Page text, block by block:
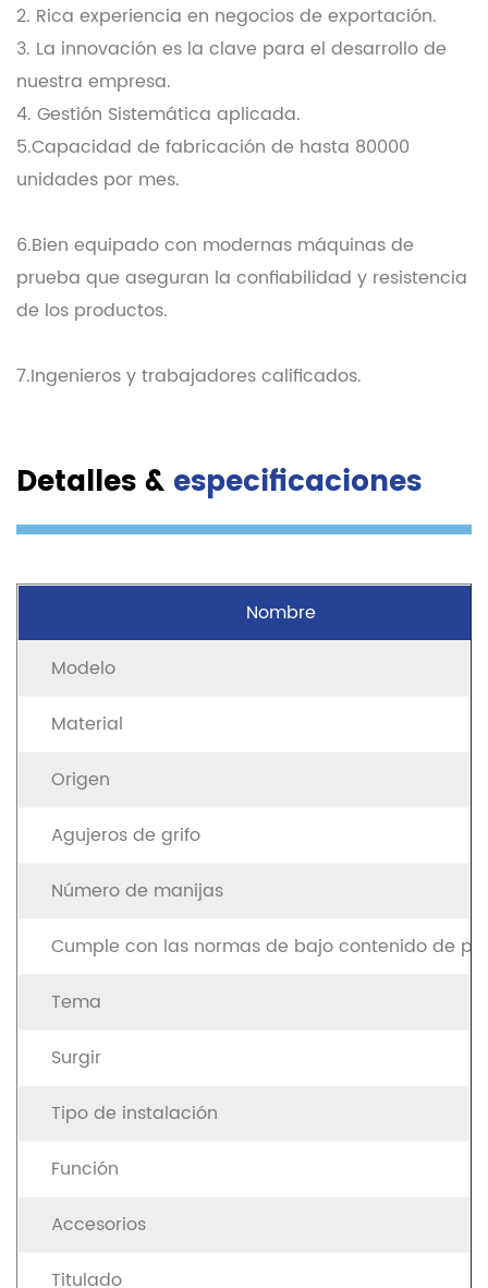
2. Rica experiencia en negocios de exportación.
3. La innovación es la clave para el desarrollo de
nuestra empresa.
4. Gestión Sistemática aplicada.
5.Capacidad de fabricación de hasta 80000
unidades por mes.
6.Bien equipado con modernas máquinas de
prueba que aseguran la confiabilidad y resistencia
de los productos.
7.Ingenieros y trabajadores calificados.
Detalles & especificaciones
Nombre
Modelo
Material
Origen
Agujeros de grifo
Número de manijas
Cumple con las normas de bajo contenido de
Tema
Surgir
Tipo de instalación
Función
Accesorios
Titulado